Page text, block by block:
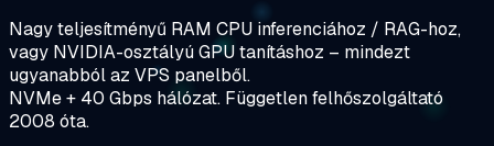
Nagy teljesítményű RAM CPU inferenciához / RAG-hoz,
vagy NVIDIA-osztályú GPU tanításhoz – mindezt
ugyanabból az VPS panelből.
NVMe + 40 Gbps hálózat. Független felhőszolgáltató
2008 óta.